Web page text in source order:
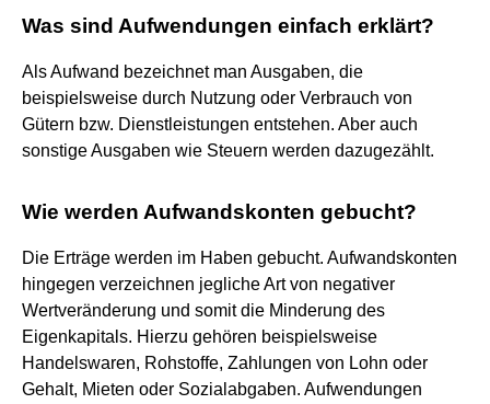
Was sind Aufwendungen einfach erklärt?
Als Aufwand bezeichnet man Ausgaben, die
beispielsweise durch Nutzung oder Verbrauch von
Gütern bzw. Dienstleistungen entstehen. Aber auch
sonstige Ausgaben wie Steuern werden dazugezählt.
Wie werden Aufwandskonten gebucht?
Die Erträge werden im Haben gebucht. Aufwandskonten
hingegen verzeichnen jegliche Art von negativer
Wertveränderung und somit die Minderung des
Eigenkapitals. Hierzu gehören beispielsweise
Handelswaren, Rohstoffe, Zahlungen von Lohn oder
Gehalt, Mieten oder Sozialabgaben. Aufwendungen